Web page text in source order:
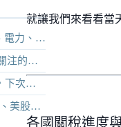
股供應鏈
鏈企業
了嗎？
整教學
就讓我們來看看當
各國關稅進度